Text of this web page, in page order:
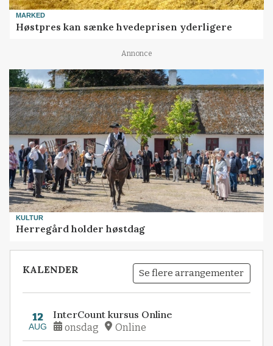
MARKED
Høstpres kan sænke hvedeprisen yderligere
Annonce
KULTUR
Herregård holder høstdag
KALENDER Se flere arrangementer
12
AUG
InterCount kursus Online
onsdag Online